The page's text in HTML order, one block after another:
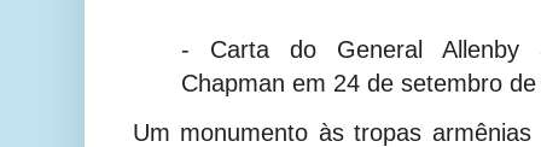
- Carta do General Allenby
Chapman em 24 de setembro
Um monumento às tropas